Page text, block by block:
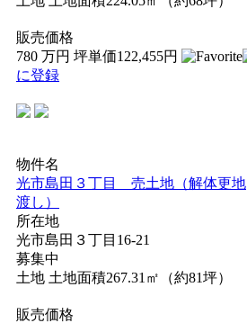
販売価格
780 万円 坪単価122,455円
に登録
物件名
光市島田３丁目 売土地（解体更地
渡し）
所在地
光市島田３丁目16-21
募集中
土地 土地面積267.31㎡（約81坪）
販売価格